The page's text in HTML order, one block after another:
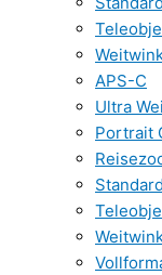
APS-C
Ultra
Portrait